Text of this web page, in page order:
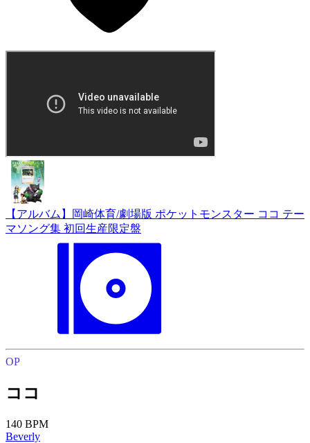
【アルバム】岡崎体育/劇場版 ポケットモンスター ココ テー
マソング集 初回生産限定盤
OP
ココ
140 BPM
Beverly